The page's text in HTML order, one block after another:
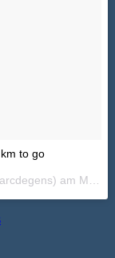
to go
am Mai 24, 2018 um 9:30 PDT